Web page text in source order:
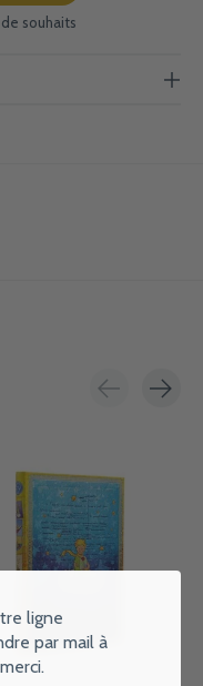
souhaits
ligne
par mail à